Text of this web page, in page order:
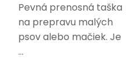
Pevná prenosná taška
na prepravu malých
psov alebo mačiek. Je
…